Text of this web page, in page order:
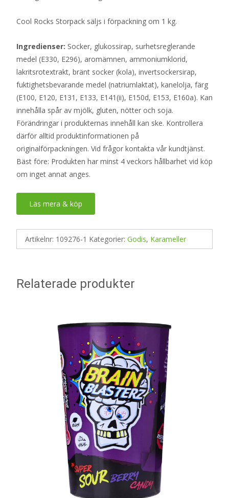
Cool Rocks Storpack säljs i förpackning om 1 kg.
Ingredienser: Socker, glukossirap, surhetsreglerande
medel (E330, E296), aromämnen, ammoniumklorid,
lakritsrotextrakt, bränt socker (kola), invertsockersirap,
fuktighetsbevarande medel (natriumlaktat), kanelolja, färg
(E100, E120, E131, E133, E141(ii), E150d, E153, E160a). Kan
innehålla spår av mjölk, gluten, nötter och soja.
Förändringar i produkternas innehåll kan ske. Kontrollera
därför alltid produktinformationen på
originalförpackningen. Vid frågor kontakta vår kundtjänst.
Bäst före: Produkten har minst 4 veckors hållbarhet vid köp
om inget annat anges.
Läs mera & köp
Artikelnr: 109276-1 Kategorier: Godis, Karameller
Relaterade produkter